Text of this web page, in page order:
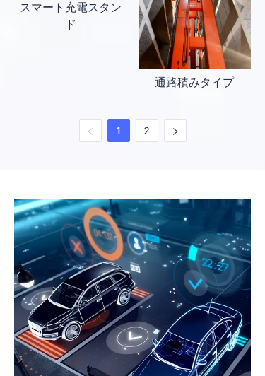
スマート充電スタン
ド
通路積みタイプ
1 2